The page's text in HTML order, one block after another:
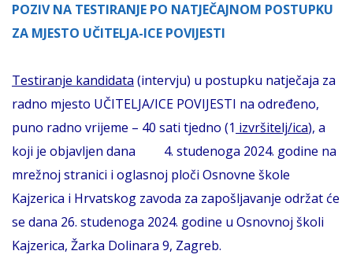
POZIV NA TESTIRANJE PO NATJEČAJNOM POSTUPKU
ZA MJESTO UČITELJA-ICE POVIJESTI
Testiranje kandidata (intervju) u postupku natječaja za
radno mjesto UČITELJA/ICE POVIJESTI na određeno,
puno radno vrijeme – 40 sati tjedno (1 izvršitelj/ica), a
koji je objavljen dana 4. studenoga 2024. godine na
mrežnoj stranici i oglasnoj ploči Osnovne škole
Kajzerica i Hrvatskog zavoda za zapošljavanje održat će
se dana 26. studenoga 2024. godine u Osnovnoj školi
Kajzerica, Žarka Dolinara 9, Zagreb.